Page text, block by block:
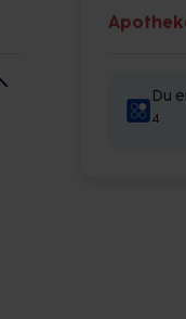
Du
4